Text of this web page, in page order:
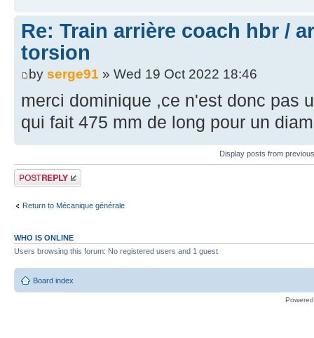
Re: Train arrière coach hbr /
torsion
by serge91 » Wed 19 Oct 2022 18:46
merci dominique ,ce n'est donc pas
qui fait 475 mm de long pour un
Display posts from
Post a reply
Return to Mécanique générale
WHO IS ONLINE
Users browsing this forum: No registered users and 1 guest
Board index